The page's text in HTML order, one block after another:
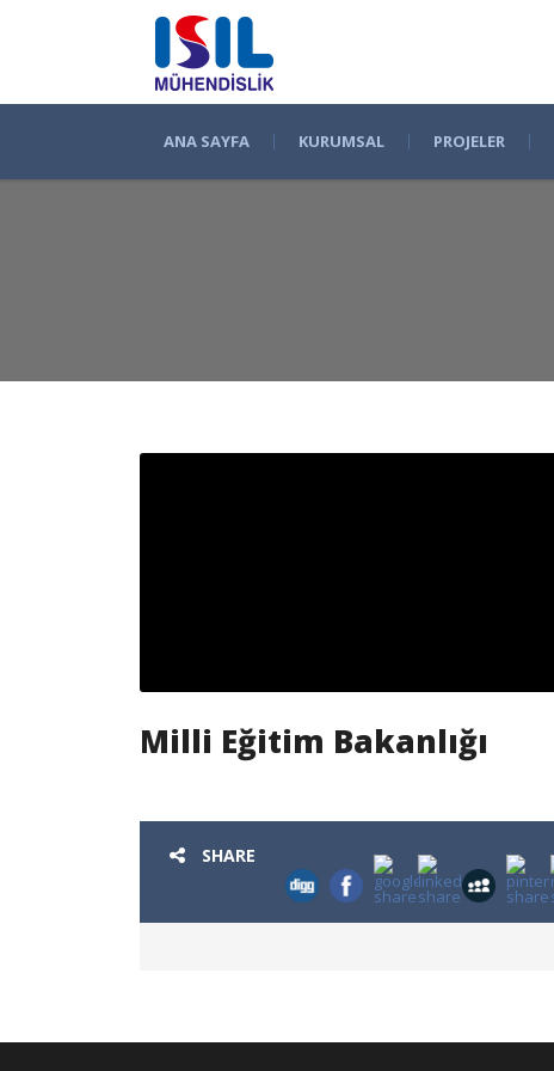
ANA SAYFA KURUMSAL PROJELER
Milli Eğitim Bakanlığı
SHARE